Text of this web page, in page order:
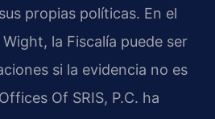
propias políticas. En el
la Fiscalía puede ser
si la evidencia no es
Of SRIS, P.C. ha